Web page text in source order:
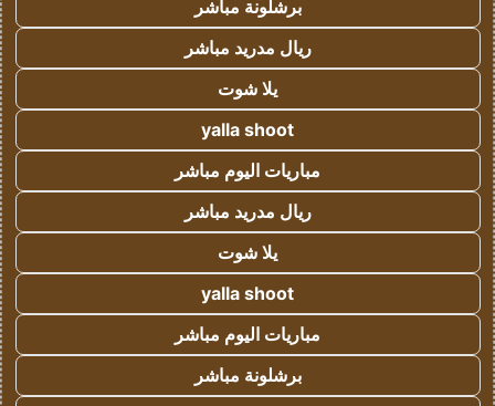
برشلونة مباشر
ريال مدريد مباشر
يلا شوت
yalla shoot
مباريات اليوم مباشر
ريال مدريد مباشر
يلا شوت
yalla shoot
مباريات اليوم مباشر
برشلونة مباشر